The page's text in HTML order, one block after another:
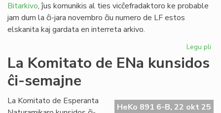
Bitarkivo, ĵus komunikis al ties vicĉefradaktoro ke probable
jam dum la ĉi-jara novembro ĉiu numero de LF estos
elskanita kaj gardata en interreta arkivo.
Legu pli
La Komitato de ENa kunsidos
ĉi-semajne
HeKo 891 6-B, 22 okt 25
La Komitato de Esperanta